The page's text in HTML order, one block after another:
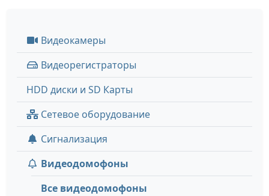
Видеокамеры
Видеорегистраторы
HDD диски и SD Карты
Сетевое оборудование
Сигнализация
Видеодомофоны
Все видеодомофоны